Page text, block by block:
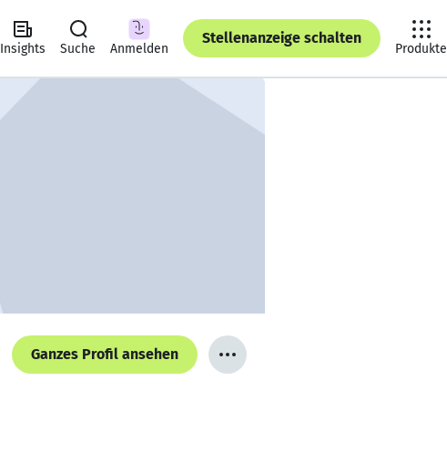
Insights Suche Anmelden
Stellenanzeige schalten
Produkte
Ganzes Profil ansehen